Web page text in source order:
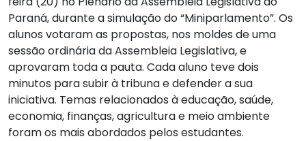
Paraná, durante a simulação do “Miniparlamento”. Os
alunos votaram as propostas, nos moldes de uma
sessão ordinária da Assembleia Legislativa, e
aprovaram toda a pauta. Cada aluno teve dois
minutos para subir à tribuna e defender a sua
iniciativa. Temas relacionados à educação, saúde,
economia, finanças, agricultura e meio ambiente
foram os mais abordados pelos estudantes.